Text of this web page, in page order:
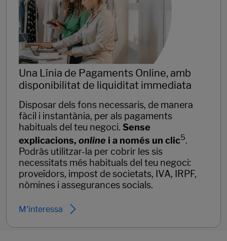
Una Línia de Pagaments Online, amb
disponibilitat de liquiditat immediata
Disposar dels fons necessaris, de manera
fàcil i instantània, per als pagaments
habituals del teu negoci. Sense
explicacions, online i a només un clic5.
Podràs utilitzar-la per cobrir les sis
necessitats més habituals del teu negoci:
proveïdors, impost de societats, IVA, IRPF,
nòmines i assegurances socials.
M'interessa